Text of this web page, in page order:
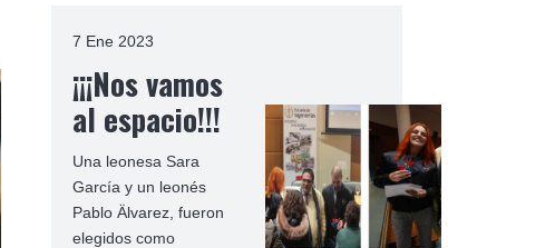
7 Ene 2023
¡¡¡Nos vamos
al espacio!!!
Una leonesa Sara
García y un leonés
Pablo Älvarez, fueron
elegidos como